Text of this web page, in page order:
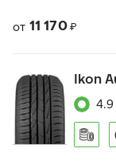
от 11 170 ₽
Ikon
4.9